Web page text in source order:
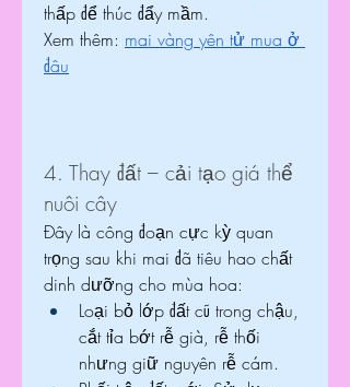
thấp để thúc đẩy mầm.
Xem thêm: mai vàng yên tử mua ở
đâu
4. Thay đất – cải tạo giá thể
nuôi cây
Đây là công đoạn cực kỳ quan
trọng sau khi mai đã tiêu hao chất
dinh dưỡng cho mùa hoa:
Loại bỏ lớp đất cũ trong chậu,
cắt tỉa bớt rễ già, rễ thối
nhưng giữ nguyên rễ cám.